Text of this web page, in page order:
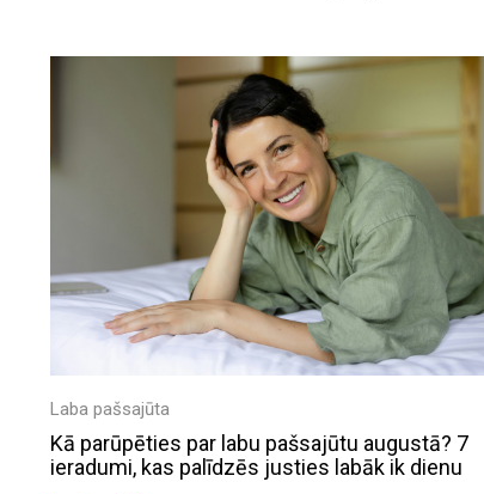
Laba pašsajūta
Kā parūpēties par labu pašsajūtu augustā? 7
ieradumi, kas palīdzēs justies labāk ik dienu